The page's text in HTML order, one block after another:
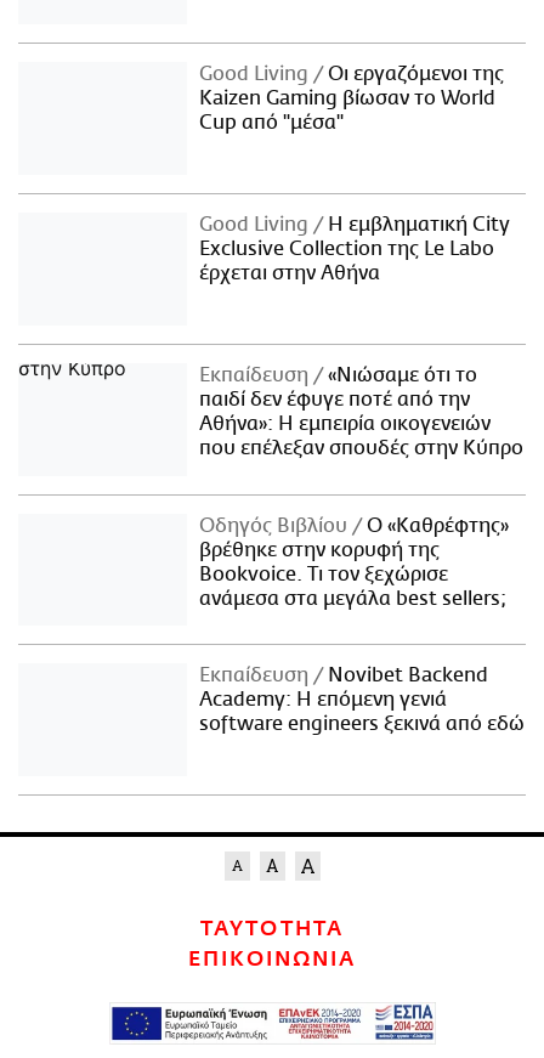
Good Living
Οι εργαζόμενοι της
Kaizen Gaming βίωσαν το World
Cup από "μέσα"
Good Living
Η εμβληματική City
Exclusive Collection της Le Labo
έρχεται στην Αθήνα
Εκπαίδευση
«Νιώσαμε ότι το
παιδί δεν έφυγε ποτέ από την
Αθήνα»: Η εμπειρία οικογενειών
που επέλεξαν σπουδές στην Κύπρο
Οδηγός Βιβλίου
Ο «Καθρέφτης»
βρέθηκε στην κορυφή της
Bookvoice. Τι τον ξεχώρισε
ανάμεσα στα μεγάλα best sellers;
Εκπαίδευση
Novibet Backend
Academy: Η επόμενη γενιά
software engineers ξεκινά από εδώ
ΤΑΥΤΟΤΗΤΑ
ΕΠΙΚΟΙΝΩΝΙΑ